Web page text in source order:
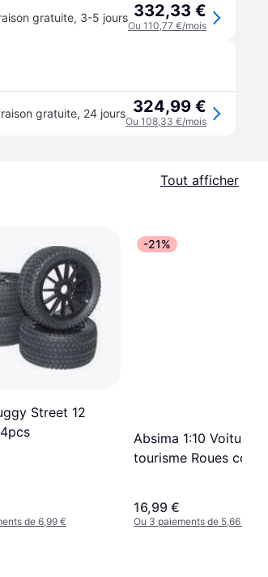
gratuite, 3-5 jours 332,33 €
Ou 110,77 €/mois
gratuite, 24 jours 324,99 €
Ou 108,33 €/mois
Tout afficher
Street 12
de 6,99 €
-21%
Absima 1:10 Voiture
tourisme Roues
16,99 €
Ou 3 paiements de 5,66 €